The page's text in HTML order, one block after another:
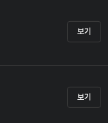
보기
보기